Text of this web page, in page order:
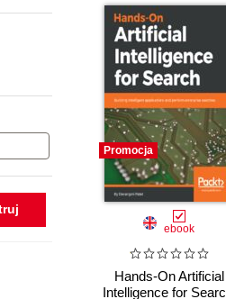
Promocja
ebook
Hands-On Artificial
Intelligence for